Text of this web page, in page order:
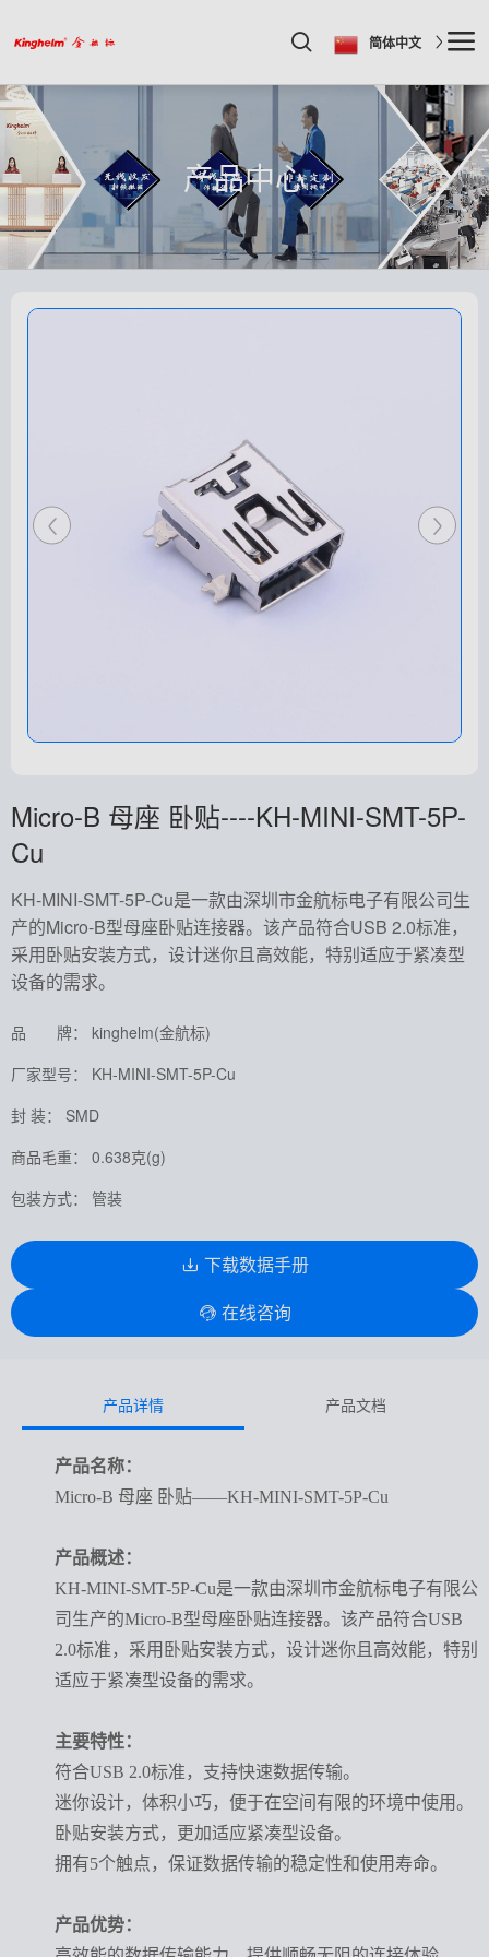
简体中文
产品中心
Micro-B 母座 卧贴----KH-MINI-SMT-5P-
Cu
KH-MINI-SMT-5P-Cu是一款由深圳市金航标电子有限公司生
产的Micro-B型母座卧贴连接器。该产品符合USB 2.0标准，
采用卧贴安装方式，设计迷你且高效能，特别适应于紧凑型
设备的需求。
品 牌： kinghelm(金航标)
厂家型号： KH-MINI-SMT-5P-Cu
封 装： SMD
商品毛重： 0.638克(g)
包装方式： 管装
下载数据手册
在线咨询
产品详情 产品文档
产品名称：
Micro-B 母座 卧贴——KH-MINI-SMT-5P-Cu
产品概述：
KH-MINI-SMT-5P-Cu是一款由深圳市金航标电子有限公
司生产的Micro-B型母座卧贴连接器。该产品符合USB
2.0标准，采用卧贴安装方式，设计迷你且高效能，特别
适应于紧凑型设备的需求。
主要特性：
符合USB 2.0标准，支持快速数据传输。
迷你设计，体积小巧，便于在空间有限的环境中使用。
卧贴安装方式，更加适应紧凑型设备。
拥有5个触点，保证数据传输的稳定性和使用寿命。
产品优势：